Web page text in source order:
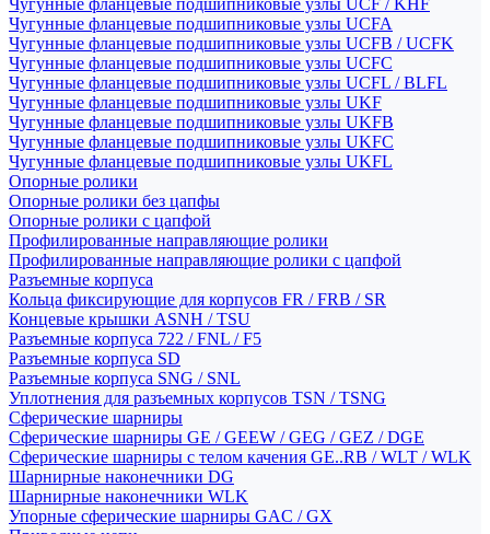
Чугунные фланцевые подшипниковые узлы UCF / KHF
Чугунные фланцевые подшипниковые узлы UCFA
Чугунные фланцевые подшипниковые узлы UCFB / UCFK
Чугунные фланцевые подшипниковые узлы UCFC
Чугунные фланцевые подшипниковые узлы UCFL / BLFL
Чугунные фланцевые подшипниковые узлы UKF
Чугунные фланцевые подшипниковые узлы UKFB
Чугунные фланцевые подшипниковые узлы UKFC
Чугунные фланцевые подшипниковые узлы UKFL
Опорные ролики
Опорные ролики без цапфы
Опорные ролики с цапфой
Профилированные направляющие ролики
Профилированные направляющие ролики с цапфой
Разъемные корпуса
Кольца фиксирующие для корпусов FR / FRB / SR
Концевые крышки ASNH / TSU
Разъемные корпуса 722 / FNL / F5
Разъемные корпуса SD
Разъемные корпуса SNG / SNL
Уплотнения для разъемных корпусов TSN / TSNG
Сферические шарниры
Сферические шарниры GE / GEEW / GEG / GEZ / DGE
Сферические шарниры с телом качения GE..RB / WLT / WLK
Шарнирные наконечники DG
Шарнирные наконечники WLK
Упорные сферические шарниры GAC / GX